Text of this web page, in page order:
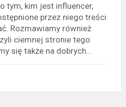
tym, kim jest influencer,
przez niego treści
Rozmawiamy również
ciemnej stronie tego
się także na dobrych...